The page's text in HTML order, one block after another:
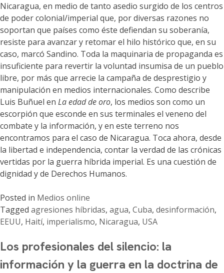
Nicaragua, en medio de tanto asedio surgido de los centros
de poder colonial/imperial que, por diversas razones no
soportan que países como éste defiendan su soberanía,
resiste para avanzar y retomar el hilo histórico que, en su
caso, marcó Sandino. Toda la maquinaria de propaganda es
insuficiente para revertir la voluntad insumisa de un pueblo
libre, por más que arrecie la campaña de desprestigio y
manipulación en medios internacionales. Como describe
Luis Buñuel en La edad de oro, los medios son como un
escorpión que esconde en sus terminales el veneno del
combate y la información, y en este terreno nos
encontramos para el caso de Nicaragua. Toca ahora, desde
la libertad e independencia, contar la verdad de las crónicas
vertidas por la guerra híbrida imperial. Es una cuestión de
dignidad y de Derechos Humanos.
Posted in Medios online
Tagged agresiones híbridas, agua, Cuba, desinformación,
EEUU, Haití, imperialismo, Nicaragua, USA
Los profesionales del silencio: la
información y la guerra en la doctrina de